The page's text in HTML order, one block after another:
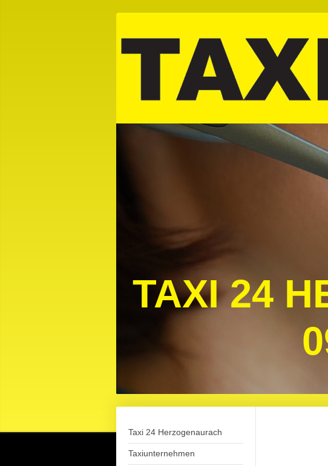
TAXI 24
Taxi 24 Herzogenaurach
Taxiunternehmen